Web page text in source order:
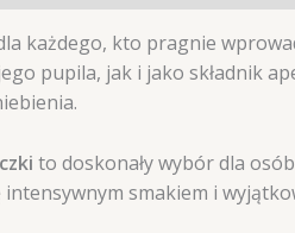
każdego, kto pragnie
pupila, jak i jako składnik
to doskonały wybór dla
smakiem i